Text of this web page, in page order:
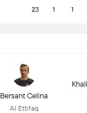
23 1 1
Bersant Celina
Al Ettifaq